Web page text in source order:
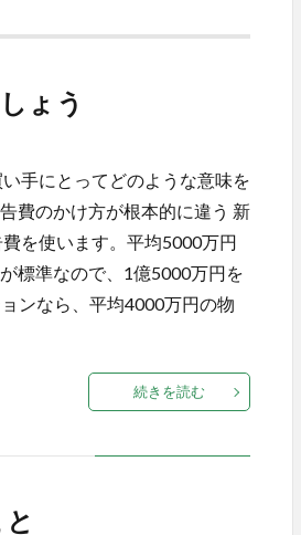
ょう
手にとってどのような意味を
費のかけ方が根本的に違う 新
を使います。平均5000万円
標準なので、1億5000万円を
ンなら、平均4000万円の物
続きを読む